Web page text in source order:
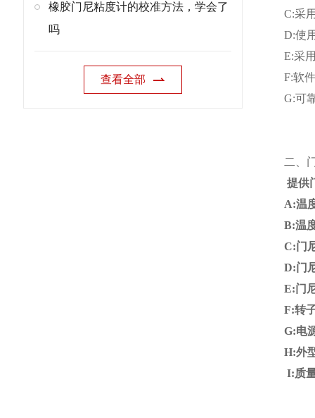
橡胶门尼粘度计的校准方法，学会了
吗
查看全部
C:采
D:使
E:采
F:软
G:可
二、
提供
A:温
B:温
C:门
D:门
E:门
F:转
G:电
H:外
I:质